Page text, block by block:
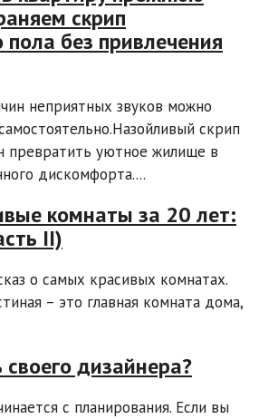
скрип
пола без привлечения
неприятных звуков можно
скрип
превратить уютное жилище в
дискомфорта....
комнаты за 20 лет:
II)
о самых красивых комнатах.
– это главная комната дома,
дизайнера?
с планирования. Если вы